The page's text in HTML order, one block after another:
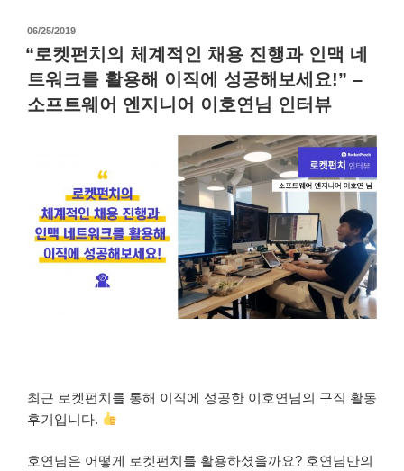
작
성
일
자
06/25/2019
“로켓펀치의 체계적인 채용 진행과 인맥 네
트워크를 활용해 이직에 성공해보세요!” –
소프트웨어 엔지니어 이호연님 인터뷰
최근 로켓펀치를 통해 이직에 성공한 이호연님의 구직 활동
후기입니다.
호연님은 어떻게 로켓펀치를 활용하셨을까요? 호연님만의